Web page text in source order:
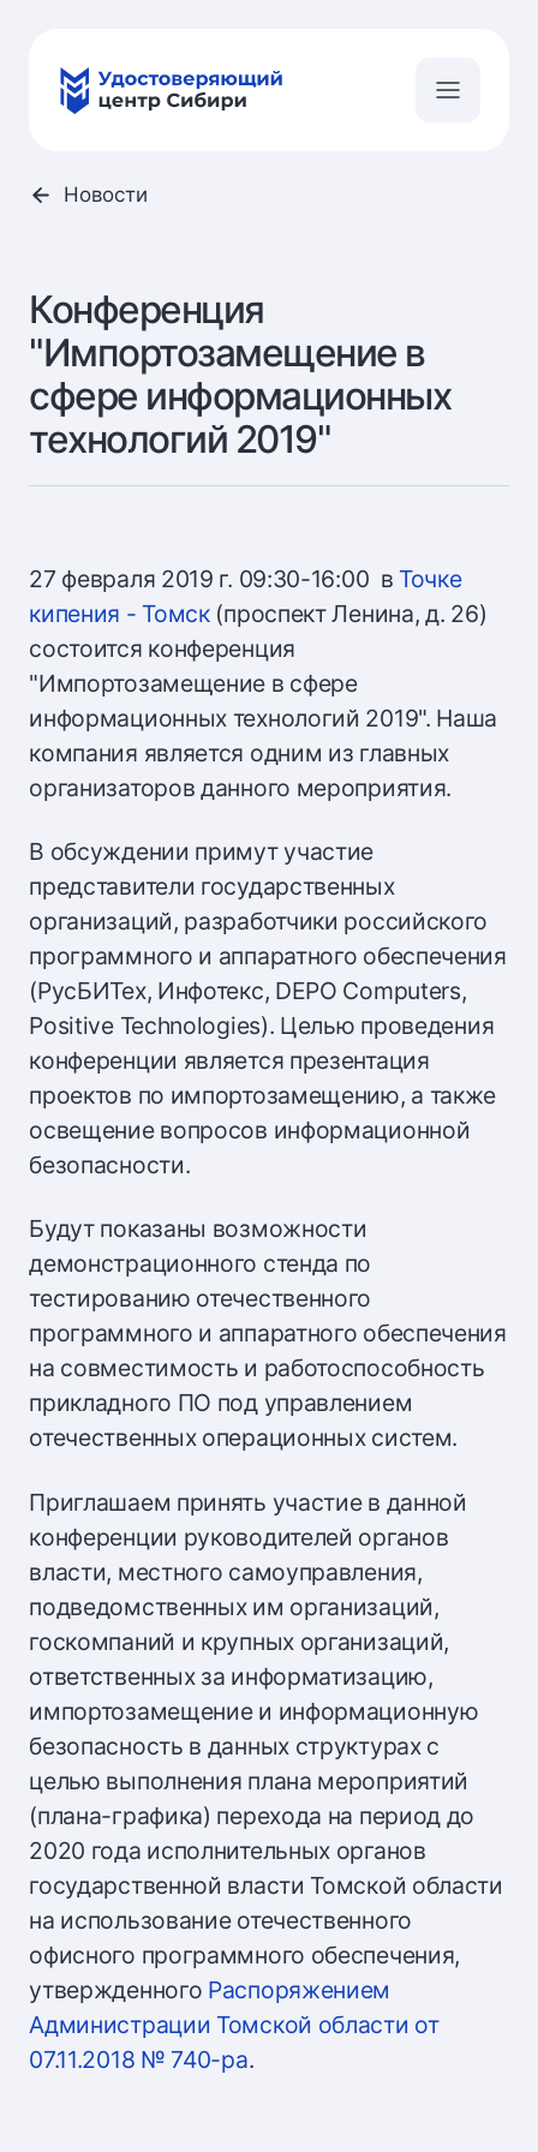
Новости
Конференция
"Импортозамещение в
сфере информационных
технологий 2019"
27 февраля 2019 г. 09:30-16:00 в Точке
кипения - Томск(проспект Ленина, д. 26)
состоится конференция
"Импортозамещение в сфере
информационных технологий 2019". Наша
компания является одним из главных
организаторов данного мероприятия.
В обсуждении примут участие
представители государственных
организаций, разработчики российского
программного и аппаратного обеспечения
(РусБИТех, Инфотекс, DEPO Computers,
Positive Technologies). Целью проведения
конференции является презентация
проектов по импортозамещению, а также
освещение вопросов информационной
безопасности.
Будут показаны возможности
демонстрационного стенда по
тестированию отечественного
программного и аппаратного обеспечения
на совместимость и работоспособность
прикладного ПО под управлением
отечественных операционных систем.
Приглашаем принять участие в данной
конференции руководителей органов
власти, местного самоуправления,
подведомственных им организаций,
госкомпаний и крупных организаций,
ответственных за информатизацию,
импортозамещение и информационную
безопасность в данных структурах c
целью выполнения плана мероприятий
(плана-графика) перехода на период до
2020 года исполнительных органов
государственной власти Томской области
на использование отечественного
офисного программного обеспечения,
утвержденного Распоряжением
Администрации Томской области от
07.11.2018 № 740-ра.